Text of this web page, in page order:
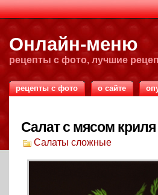
Онлайн-меню
рецепты с фото, лучшие
рецепты с фото о сайте
Салат с мясом
Салаты сложные